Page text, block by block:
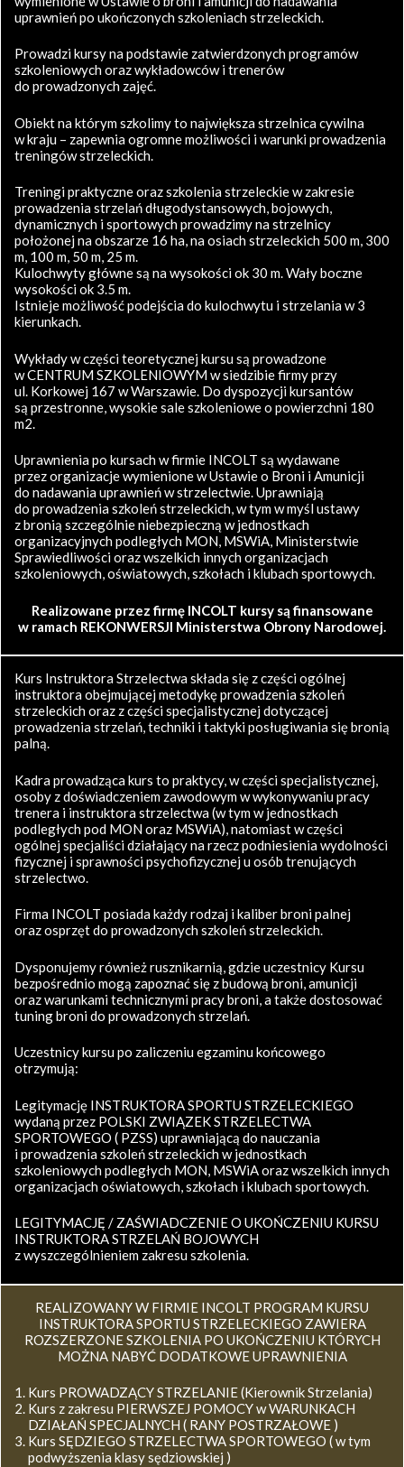
uprawnień po ukończonych szkoleniach strzeleckich.
Prowadzi kursy na podstawie zatwierdzonych programów
szkoleniowych oraz wykładowców i trenerów
do prowadzonych zajęć.
Obiekt na którym szkolimy to największa strzelnica cywilna
w kraju – zapewnia ogromne możliwości i warunki prowadzenia
treningów strzeleckich.
Treningi praktyczne oraz szkolenia strzeleckie w zakresie
prowadzenia strzelań długodystansowych, bojowych,
dynamicznych i sportowych prowadzimy na strzelnicy
położonej na obszarze 16 ha, na osiach strzeleckich 500 m, 300
m, 100 m, 50 m, 25 m.
Kulochwyty główne są na wysokości ok 30 m. Wały boczne
wysokości ok 3.5 m.
Istnieje możliwość podejścia do kulochwytu i strzelania w 3
kierunkach.
Wykłady w części teoretycznej kursu są prowadzone
w CENTRUM SZKOLENIOWYM w siedzibie firmy przy
ul. Korkowej 167 w Warszawie. Do dyspozycji kursantów
są przestronne, wysokie sale szkoleniowe o powierzchni 180
m2.
Uprawnienia po kursach w firmie INCOLT są wydawane
przez organizacje wymienione w Ustawie o Broni i Amunicji
do nadawania uprawnień w strzelectwie. Uprawniają
do prowadzenia szkoleń strzeleckich, w tym w myśl ustawy
z bronią szczególnie niebezpieczną w jednostkach
organizacyjnych podległych MON, MSWiA, Ministerstwie
Sprawiedliwości oraz wszelkich innych organizacjach
szkoleniowych, oświatowych, szkołach i klubach sportowych.
Realizowane przez firmę INCOLT kursy są finansowane
w ramach REKONWERSJI Ministerstwa Obrony Narodowej.
Kurs Instruktora Strzelectwa składa się z części ogólnej
instruktora obejmującej metodykę prowadzenia szkoleń
strzeleckich oraz z części specjalistycznej dotyczącej
prowadzenia strzelań, techniki i taktyki posługiwania się bronią
palną.
Kadra prowadząca kurs to praktycy, w części specjalistycznej,
osoby z doświadczeniem zawodowym w wykonywaniu pracy
trenera i instruktora strzelectwa (w tym w jednostkach
podległych pod MON oraz MSWiA), natomiast w części
ogólnej specjaliści działający na rzecz podniesienia wydolności
fizycznej i sprawności psychofizycznej u osób trenujących
strzelectwo.
Firma INCOLT posiada każdy rodzaj i kaliber broni palnej
oraz osprzęt do prowadzonych szkoleń strzeleckich.
Dysponujemy również rusznikarnią, gdzie uczestnicy Kursu
bezpośrednio mogą zapoznać się z budową broni, amunicji
oraz warunkami technicznymi pracy broni, a także dostosować
tuning broni do prowadzonych strzelań.
Uczestnicy kursu po zaliczeniu egzaminu końcowego
otrzymują:
Legitymację INSTRUKTORA SPORTU STRZELECKIEGO
wydaną przez POLSKI ZWIĄZEK STRZELECTWA
SPORTOWEGO ( PZSS) uprawniającą do nauczania
i prowadzenia szkoleń strzeleckich w jednostkach
szkoleniowych podległych MON, MSWiA oraz wszelkich innych
organizacjach oświatowych, szkołach i klubach sportowych.
LEGITYMACJĘ / ZAŚWIADCZENIE O UKOŃCZENIU KURSU
INSTRUKTORA STRZELAŃ BOJOWYCH
z wyszczególnieniem zakresu szkolenia.
REALIZOWANY W FIRMIE INCOLT PROGRAM KURSU
INSTRUKTORA SPORTU STRZELECKIEGO ZAWIERA
ROZSZERZONE SZKOLENIA PO UKOŃCZENIU KTÓRYCH
MOŻNA NABYĆ DODATKOWE UPRAWNIENIA
Kurs PROWADZĄCY STRZELANIE (Kierownik Strzelania)
Kurs z zakresu PIERWSZEJ POMOCY w WARUNKACH
DZIAŁAŃ SPECJALNYCH ( RANY POSTRZAŁOWE )
Kurs SĘDZIEGO STRZELECTWA SPORTOWEGO ( w tym
podwyższenia klasy sędziowskiej )